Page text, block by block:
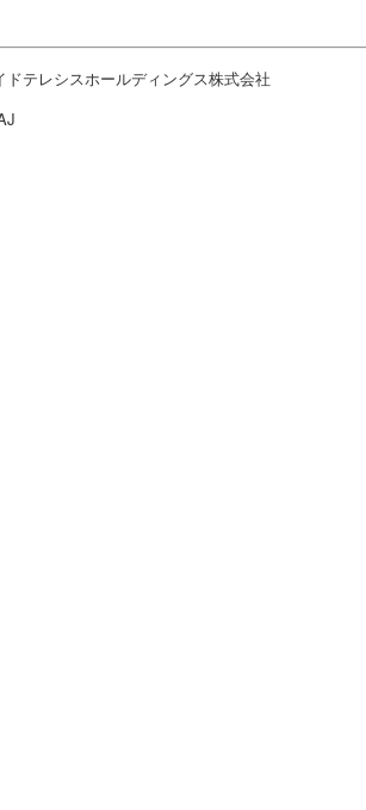
ドテレシスホールディングス株式会社